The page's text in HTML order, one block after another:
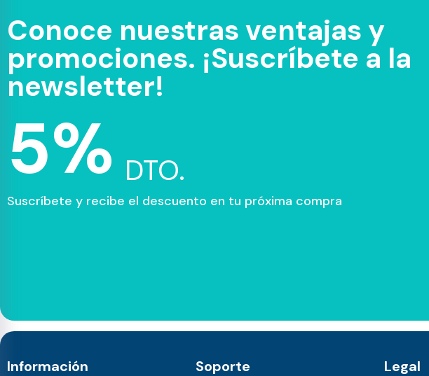
Conoce nuestras ventajas y
promociones. ¡Suscríbete a la
newsletter!
5% DTO.
Suscríbete y recibe el descuento en tu próxima compra
Información Soporte Legal